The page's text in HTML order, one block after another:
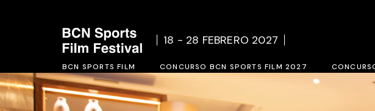
BCN SPORTS FILM
Quienes Somos
CONCURSO BCN SPORTS FILM 2027
Bases del concurso BCN SPORTS FILM FESTIVAL 2027
Bases del
18 - 28 FEBRERO 2027
Acción Social
Ediciones Anteriores
Formulario de inscripción 2027